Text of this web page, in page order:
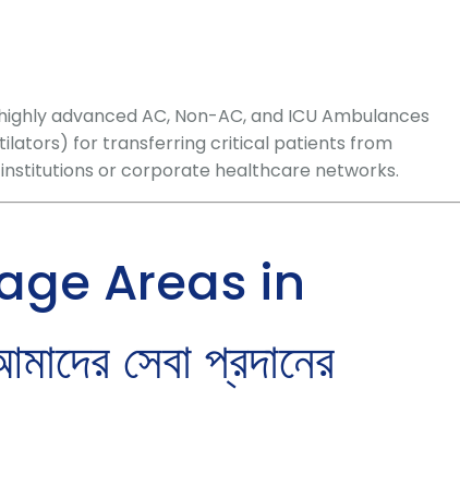
advanced AC, Non-AC, and ICU Ambulances
for transferring critical patients from
or corporate healthcare networks.
Areas in
সেবা প্রদানের